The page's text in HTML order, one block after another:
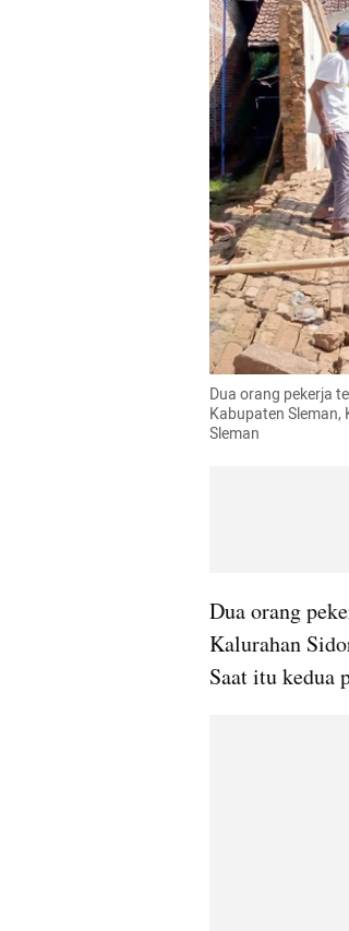
Dua orang pekerja
Kabupaten
Sleman
Dua orang
Kalurahan
Saat itu kedua